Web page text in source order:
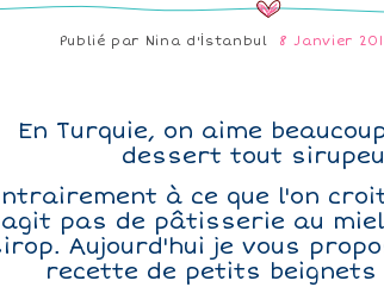
Publié par Nina d'İstanbul 8 Janvier
En Turquie, on aime
dessert tout
à ce que l'on
pas de pâtisserie au
Aujourd'hui je vous
recette de petits beignets